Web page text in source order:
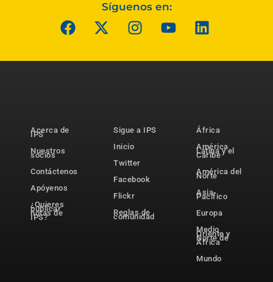
Síguenos en:
Acerca de
IPS
Nuestros
socios
Contáctenos
Apóyenos
¿Quieres
publicar
notas de
IPS?
Sigue a IPS
Inicio
Twitter
Facebook
Flickr
Reglas de
comunidad
África
América
Latina y el
Caribe
América del
Norte
Asia-
Pacífico
Europa
Medio
Oriente y
Norte de
África
Mundo